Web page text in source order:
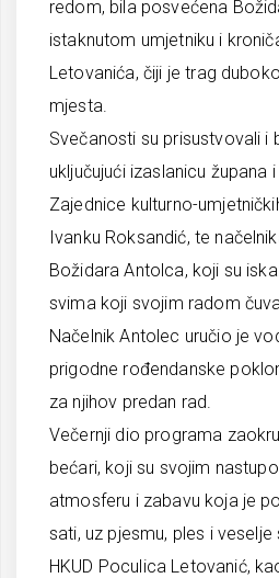
redom, bila posvećena
istaknutom umjetniku i
Letovanića, čiji je trag
mjesta.
Svečanosti su prisustvovali i
uključujući izaslanicu župana
Zajednice kulturno-
Ivanku Roksandić, te
Božidara Antolca, koji su
svima koji svojim radom
Načelnik Antolec uručio je
prigodne rođendanske
za njihov predan rad.
Večernji dio programa
bećari, koji su svojim
atmosferu i zabavu koja je
sati, uz pjesmu, ples i veselje
HKUD Poculica Letovanić,